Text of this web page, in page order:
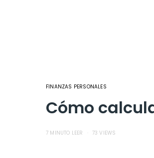
FINANZAS PERSONALES
Cómo
7 MINUTO LEER 73 VIEWS